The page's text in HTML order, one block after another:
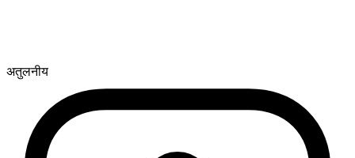
अतुलनीय